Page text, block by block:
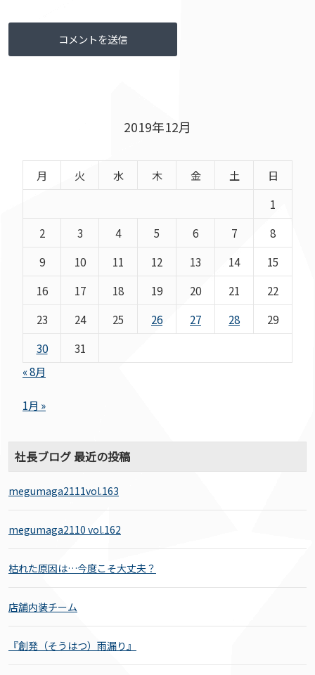
2019年12月
月 火 水 木 金 土
日
1
2
3 4 5 6 7
8
9
10 11 12 13 14
15
16
17 18 19 20 21
22
23
24 25 26 27 28
29
30
31
« 8月
1月 »
社長ブログ 最近の投稿
megumaga2111vol.163
megumaga2110 vol.162
枯れた原因は…今度こそ大丈夫？
店舗内装チーム
『創発（そうはつ）雨漏り』